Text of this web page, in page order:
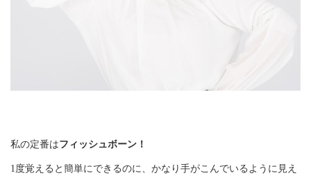
私の定番はフィッシュボーン！
1度覚えると簡単にできるのに、かなり手がこんでいるように見え